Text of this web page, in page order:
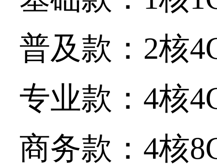
普及款：2
专业款：4
商务款：4